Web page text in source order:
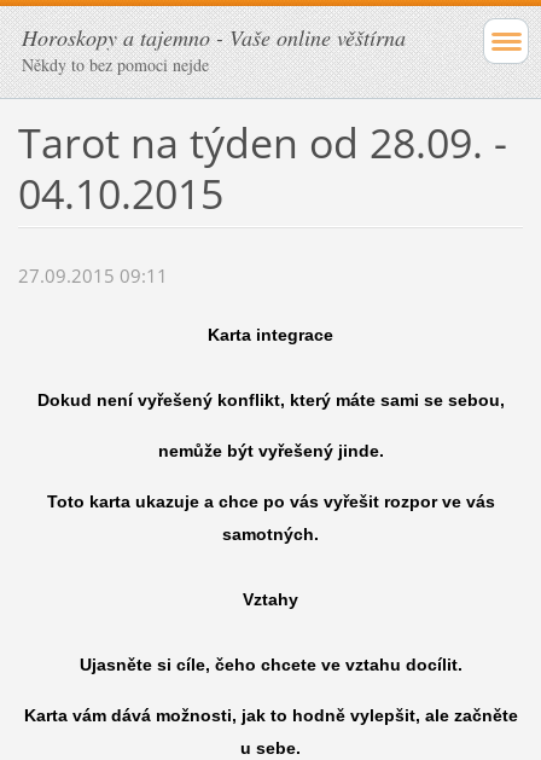
Horoskopy a tajemno - Vaše online věštírna
Někdy to bez pomoci nejde
Tarot na týden od 28.09. -
04.10.2015
27.09.2015 09:11
Karta integrace
Dokud není vyřešený konflikt, který máte sami se sebou,
nemůže být vyřešený jinde.
Toto karta ukazuje a chce po vás vyřešit rozpor ve vás
samotných.
Vztahy
Ujasněte si cíle, čeho chcete ve vztahu docílit.
Karta vám dává možnosti, jak to hodně vylepšit, ale začněte
u sebe.